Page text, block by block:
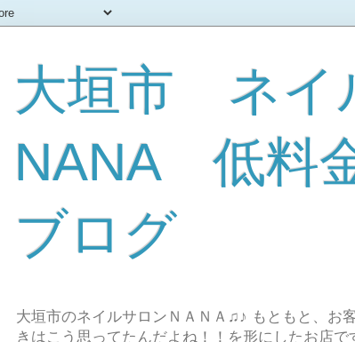
大垣市 ネイ
NANA 低料
ブログ
大垣市のネイルサロンＮＡＮＡ♫♪ もともと、お
きはこう思ってたんだよね！！を形にしたお店